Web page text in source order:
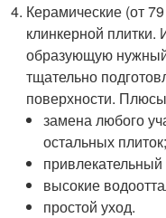
Керамические (от
клинкерной
образующую
тщательно
поверхности.
замена любого
остальных плиток;
высокие
простой уход.